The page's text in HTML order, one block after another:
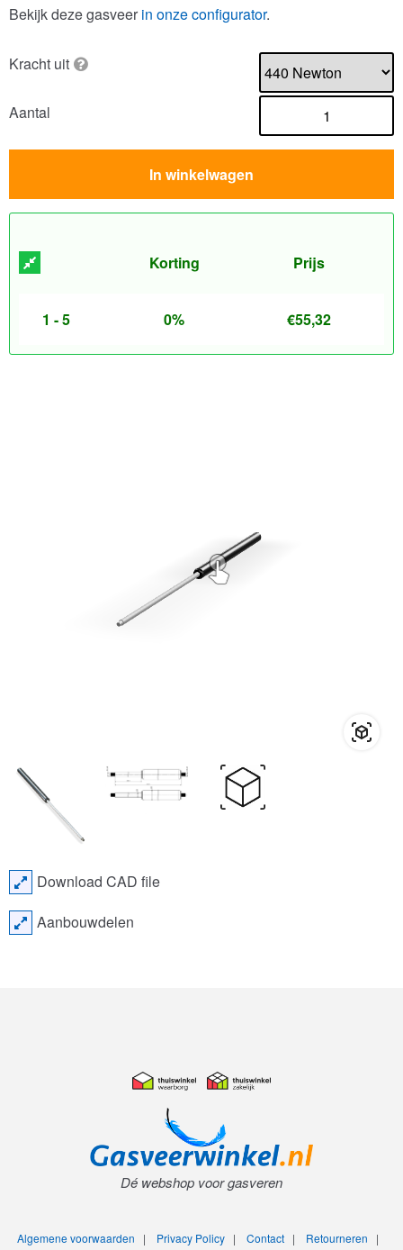
Bekijk deze gasveer in onze configurator.
Kracht uit
Aantal
In winkelwagen
Korting Prijs
1 - 5 0% €55,32
Download CAD file
Aanbouwdelen
Dé webshop voor gasveren
Algemene voorwaarden | Privacy Policy| Contact| Retourneren |